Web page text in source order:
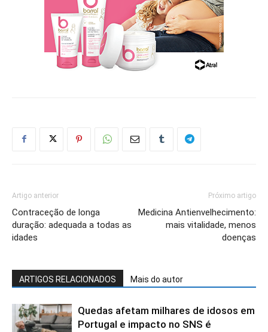
Artigo anterior
Contraceção de longa
duração: adequada a todas as
idades
Próximo artigo
Medicina Antienvelhecimento:
mais vitalidade, menos
doenças
ARTIGOS RELACIONADOS Mais do autor
Quedas afetam milhares de idosos em
Portugal e impacto no SNS é